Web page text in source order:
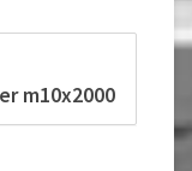
m10x2000